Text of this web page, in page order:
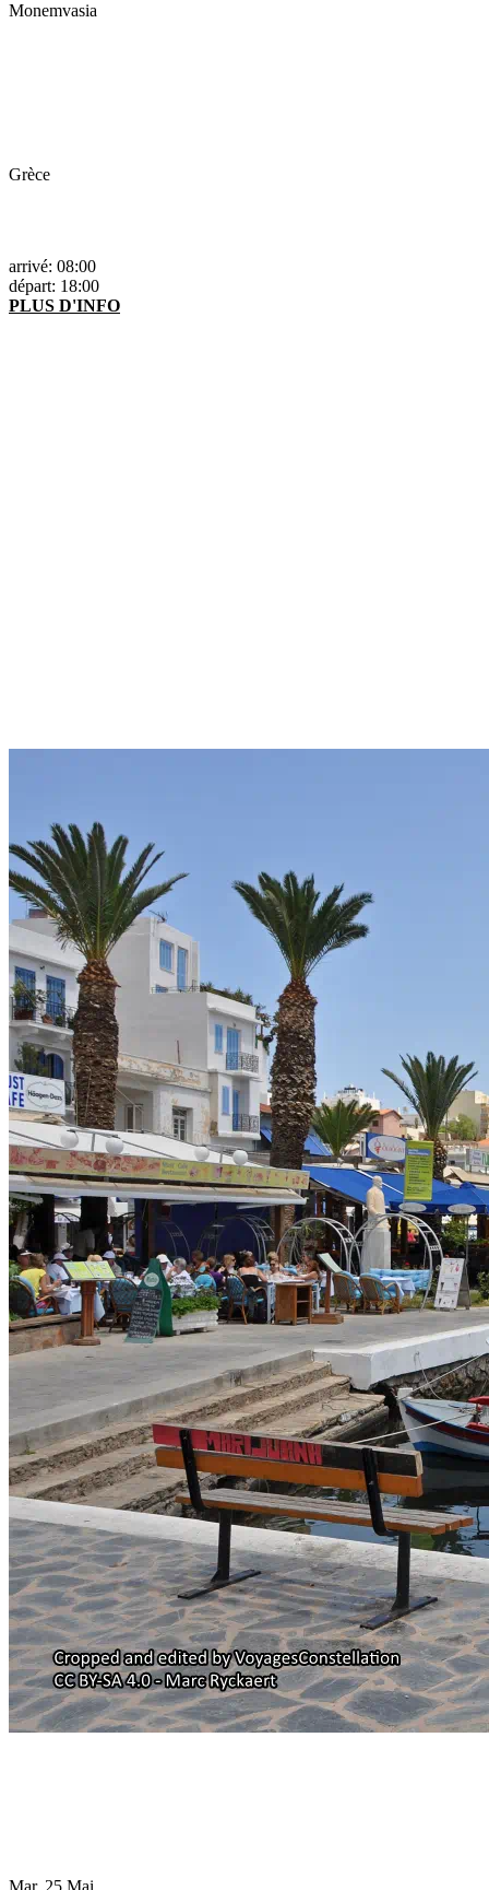
Monemvasia
Grèce
arrivé: 08:00
départ: 18:00
PLUS D'INFO
Mar. 25 Mai